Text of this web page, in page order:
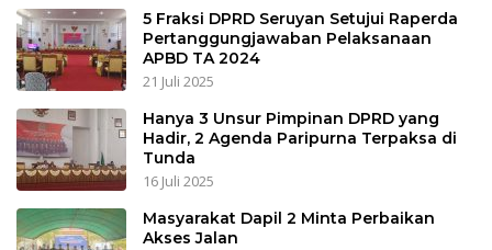
5 Fraksi DPRD Seruyan Setujui Raperda
Pertanggungjawaban Pelaksanaan
APBD TA 2024
21 Juli 2025
Hanya 3 Unsur Pimpinan DPRD yang
Hadir, 2 Agenda Paripurna Terpaksa di
Tunda
16 Juli 2025
Masyarakat Dapil 2 Minta Perbaikan
Akses Jalan